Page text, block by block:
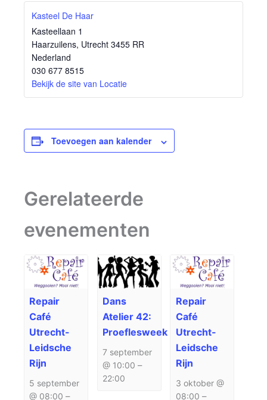
Kasteel De Haar
Kasteellaan 1
Haarzuilens, Utrecht 3455 RR
Nederland
030 677 8515
Bekijk de site van Locatie
Toevoegen aan kalender
Gerelateerde
evenementen
Repair
Café
Utrecht-
Leidsche
Rijn
5 september
@ 08:00 –
Dans
Atelier 42:
Proeflesweek
7 september
@ 10:00 –
22:00
Repair
Café
Utrecht-
Leidsche
Rijn
3 oktober @
08:00 –